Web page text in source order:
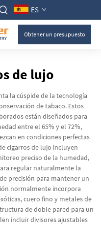
ES
Obtener un presupuesto
de lujo
la cúspide de la tecnología
de tabaco. Estos
están diseñados para
entre el 65% y el 72%,
en condiciones perfectas
cigarros de lujo incluyen
preciso de la humedad,
regular naturalmente la
precisión para mantener un
normalmente incorpora
cuero fino y metales de
de doble pared para un
incluir divisores ajustables